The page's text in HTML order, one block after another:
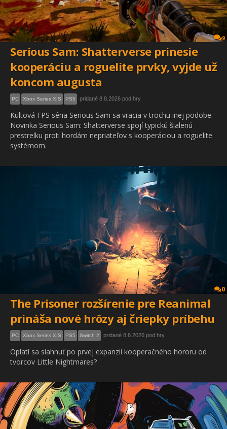
9
Serious Sam: Shatterverse prinesie
kooperáciu a roguelite prvky, vyjde už
koncom augusta
PC Xbox Series X|S PS5 pridané 8.8.2026 pod hry
Kultová FPS séria Serious Sam sa vracia v trochu inej podobe.
Novinka Serious Sam: Shatterverse spojí typickú šialenú
prestrelku proti hordám nepriateľov s kooperáciou a roguelite
systémom.
0
The Prisoner rozšírenie pre Reanimal
prináša nové hrôzy aj čriepky príbehu
PC Xbox Series X|S PS5 Switch 2 pridané 8.8.2026 pod hry
Oplatí sa siahnuť po prvej expanzii kooperačného hororu od
tvorcov Little Nightmares?